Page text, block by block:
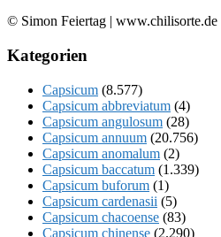
© Simon Feiertag | www.chilisorte.de
Kategorien
Capsicum (8.577)
Capsicum abbreviatum (4)
Capsicum angulosum (28)
Capsicum annuum (20.756)
Capsicum anomalum (2)
Capsicum baccatum (1.339)
Capsicum buforum (1)
Capsicum cardenasii (5)
Capsicum chacoense (83)
Capsicum chinense (2.290)